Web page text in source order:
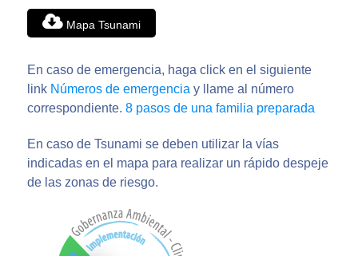
Mapa Tsunami
En caso de emergencia, haga click en el siguiente
link Números de emergencia y llame al número
correspondiente. 8 pasos de una familia preparada
En caso de Tsunami se deben utilizar la vías
indicadas en el mapa para realizar un rápido despeje
de las zonas de riesgo.